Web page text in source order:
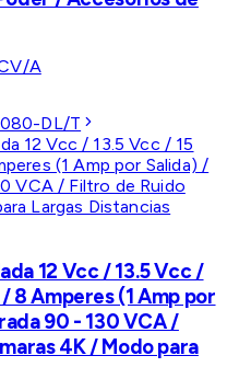
A
DL/T
12 Vcc / 13.5 Vcc /
8 Amperes (1 Amp por
90 - 130 VCA /
4K / Modo para